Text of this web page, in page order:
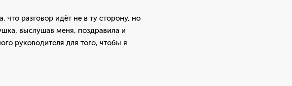
что разговор идёт не в ту сторону, но
выслушав меня, поздравила и
руководителя для того, чтобы я